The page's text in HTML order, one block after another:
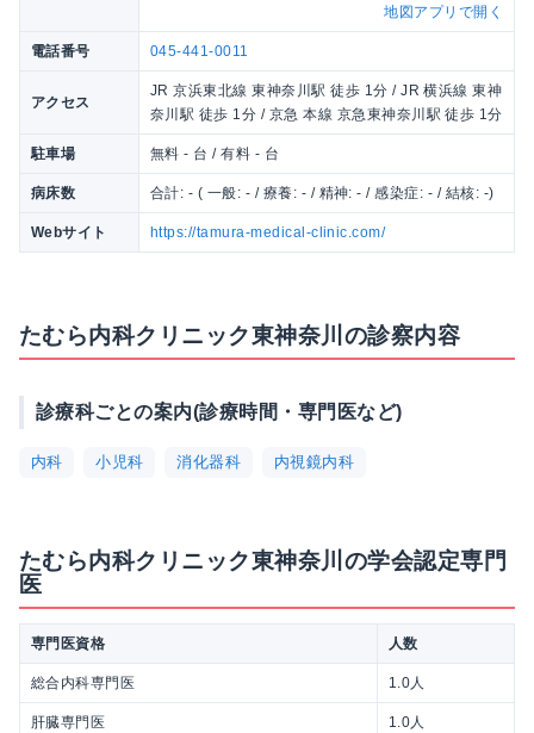
地図アプリで開く
電話番号 045-441-0011
アクセス
JR 京浜東北線 東神奈川駅 徒歩 1分 / JR 横浜線 東神
奈川駅 徒歩 1分 / 京急 本線 京急東神奈川駅 徒歩 1分
駐車場 無料 - 台 / 有料 - 台
病床数 合計: - ( 一般: - / 療養: - / 精神: - / 感染症: - / 結核: -)
Webサイト https://tamura-medical-clinic.com/
たむら内科クリニック東神奈川の診察内容
診療科ごとの案内(診療時間・専門医など)
内科 小児科 消化器科 内視鏡内科
たむら内科クリニック東神奈川の学会認定専門
医
専門医資格 人数
総合内科専門医 1.0人
肝臓専門医 1.0人